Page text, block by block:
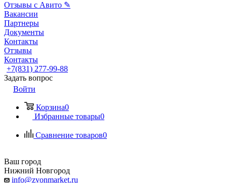
Отзывы с Авито ✎
Вакансии
Партнеры
Документы
Контакты
Отзывы
Контакты
+7(831) 277-99-88
Задать вопрос
Войти
Корзина0
Избранные товары0
Сравнение товаров0
Ваш город
Нижний Новгород
info@zvonmarket.ru